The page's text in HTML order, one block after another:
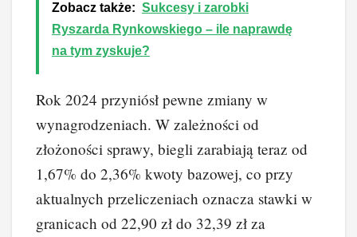
Zobacz także: Sukcesy i zarobki
Ryszarda Rynkowskiego – ile naprawdę
na tym zyskuje?
Rok 2024 przyniósł pewne zmiany w
wynagrodzeniach. W zależności od
złożoności sprawy, biegli zarabiają teraz od
1,67% do 2,36% kwoty bazowej, co przy
aktualnych przeliczeniach oznacza stawki w
granicach od 22,90 zł do 32,39 zł za